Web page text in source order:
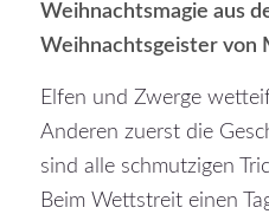
Weihnachtsmagie aus
Weihnachtsgeister von
Elfen und Zwerge
Anderen zuerst die
sind alle schmutzigen
Beim Wettstreit einen